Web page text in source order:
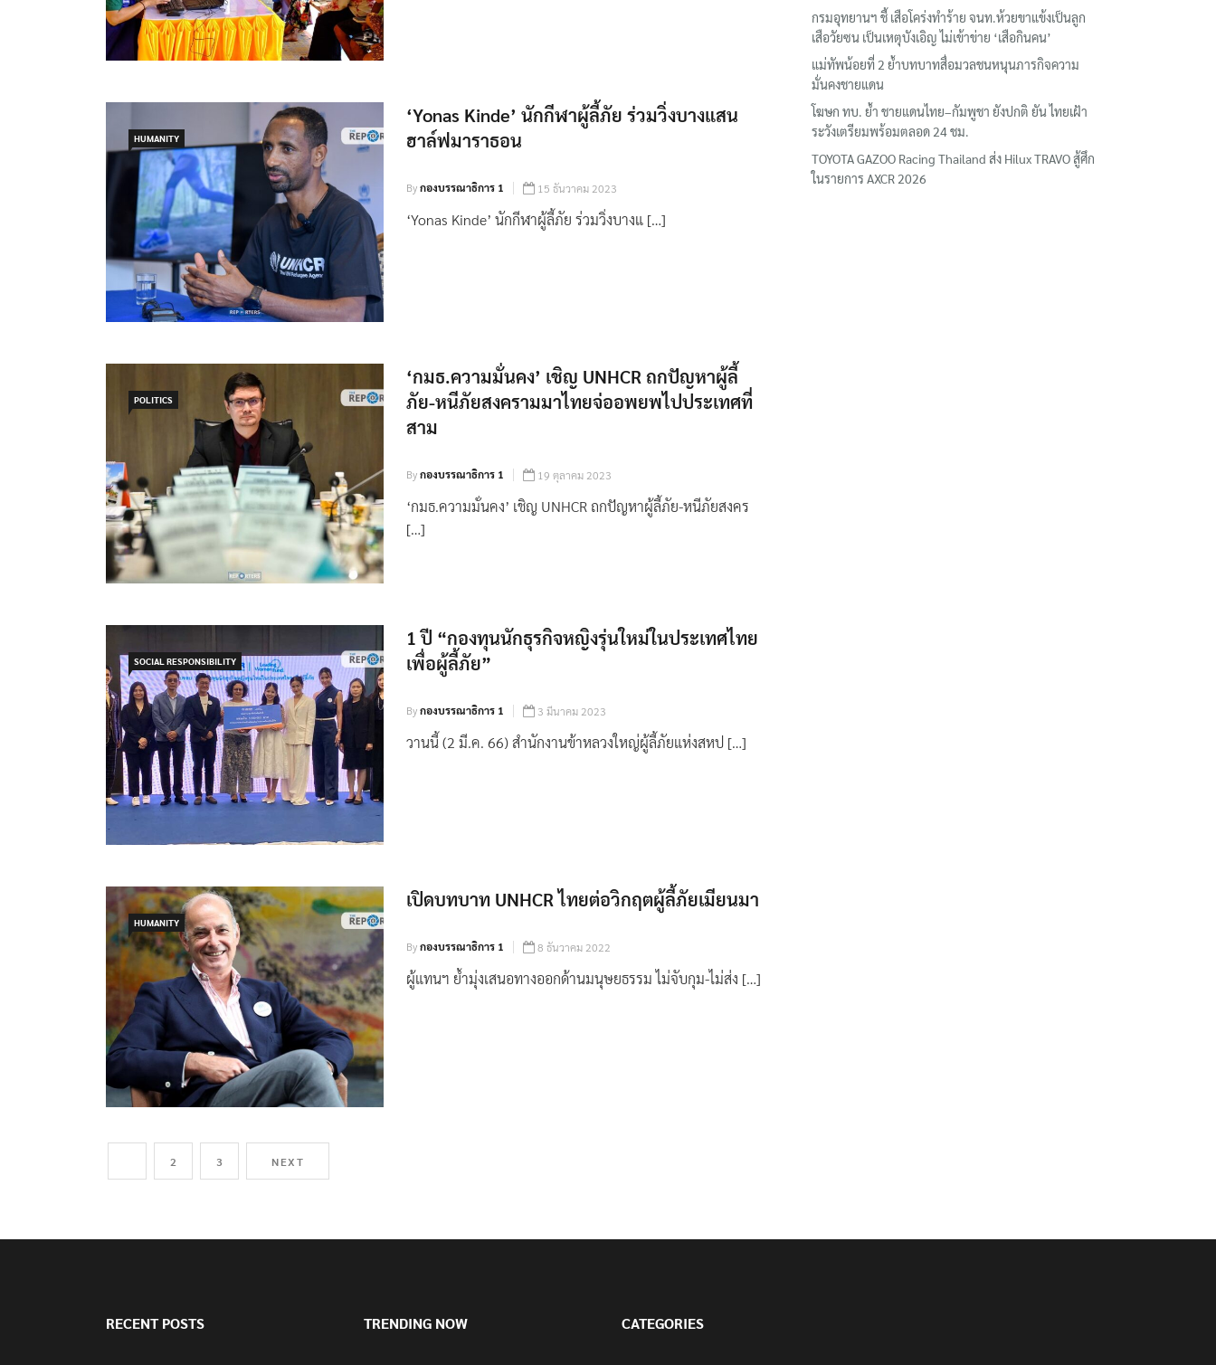
HUMANITY
‘Yonas Kinde’ นักกีฬาผู้ลี้ภัย ร่วมวิ่งบางแสน
ฮาล์ฟมาราธอน
Byกองบรรณาธิการ 1 15 ธันวาคม 2023
‘Yonas Kinde’ นักกีฬาผู้ลี้ภัย ร่วมวิ่งบางแ […]
POLITICS
‘กมธ.ความมั่นคง’ เชิญ UNHCR ถกปัญหาผู้ลี้
ภัย-หนีภัยสงครามมาไทยจ่ออพยพไปประเทศที่
สาม
Byกองบรรณาธิการ 1 19 ตุลาคม 2023
‘กมธ.ความมั่นคง’ เชิญ UNHCR ถกปัญหาผู้ลี้ภัย-หนีภัยสงคร
[…]
SOCIAL RESPONSIBILITY
1 ปี “กองทุนนักธุรกิจหญิงรุ่นใหม่ในประเทศไทย
เพื่อผู้ลี้ภัย”
Byกองบรรณาธิการ 1 3 มีนาคม 2023
วานนี้ (2 มี.ค. 66) สำนักงานข้าหลวงใหญ่ผู้ลี้ภัยแห่งสหป […]
HUMANITY
เปิดบทบาท UNHCR ไทยต่อวิกฤตผู้ลี้ภัยเมียนมา
Byกองบรรณาธิการ 1 8 ธันวาคม 2022
ผู้แทนฯ ย้ำมุ่งเสนอทางออกด้านมนุษยธรรม ไม่จับกุม-ไม่ส่ง […]
2 3 NEXT
กรมอุทยานฯ ชี้ เสือโคร่งทำร้าย จนท.ห้วยขาแข้งเป็นลูก
เสือวัยซน เป็นเหตุบังเอิญ ไม่เข้าข่าย ‘เสือกินคน’
แม่ทัพน้อยที่ 2 ย้ำบทบาทสื่อมวลชนหนุนภารกิจความ
มั่นคงชายแดน
โฆษก ทบ. ย้ำ ชายแดนไทย–กัมพูชา ยังปกติ ยัน ไทยเฝ้า
ระวังเตรียมพร้อมตลอด 24 ชม.
TOYOTA GAZOO Racing Thailand ส่ง Hilux TRAVO สู้ศึก
ในรายการ AXCR 2026
RECENT POSTS TRENDING NOW CATEGORIES